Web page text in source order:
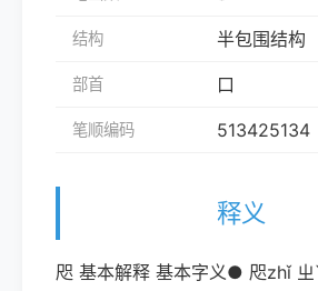
结构 半包围结构
部首 口
笔顺编码 513425134
释义
咫 基本解释 基本字义● 咫zhǐ